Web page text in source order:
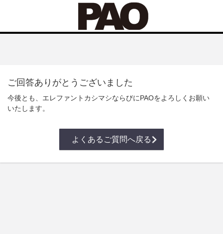
ご回答ありがとうございました
今後とも、エレファントカシマシならびにPAOをよろしくお願い
いたします。
よくあるご質問へ戻る